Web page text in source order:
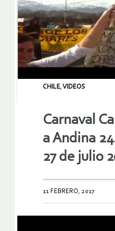
CHILE,VIDEOS
Carnaval
a Andina
27 de julio
11 FEBRERO, 2017